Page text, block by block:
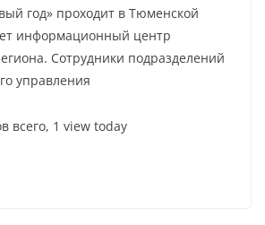
год» проходит в Тюменской
информационный центр
Сотрудники подразделений
управления
всего, 1 view today